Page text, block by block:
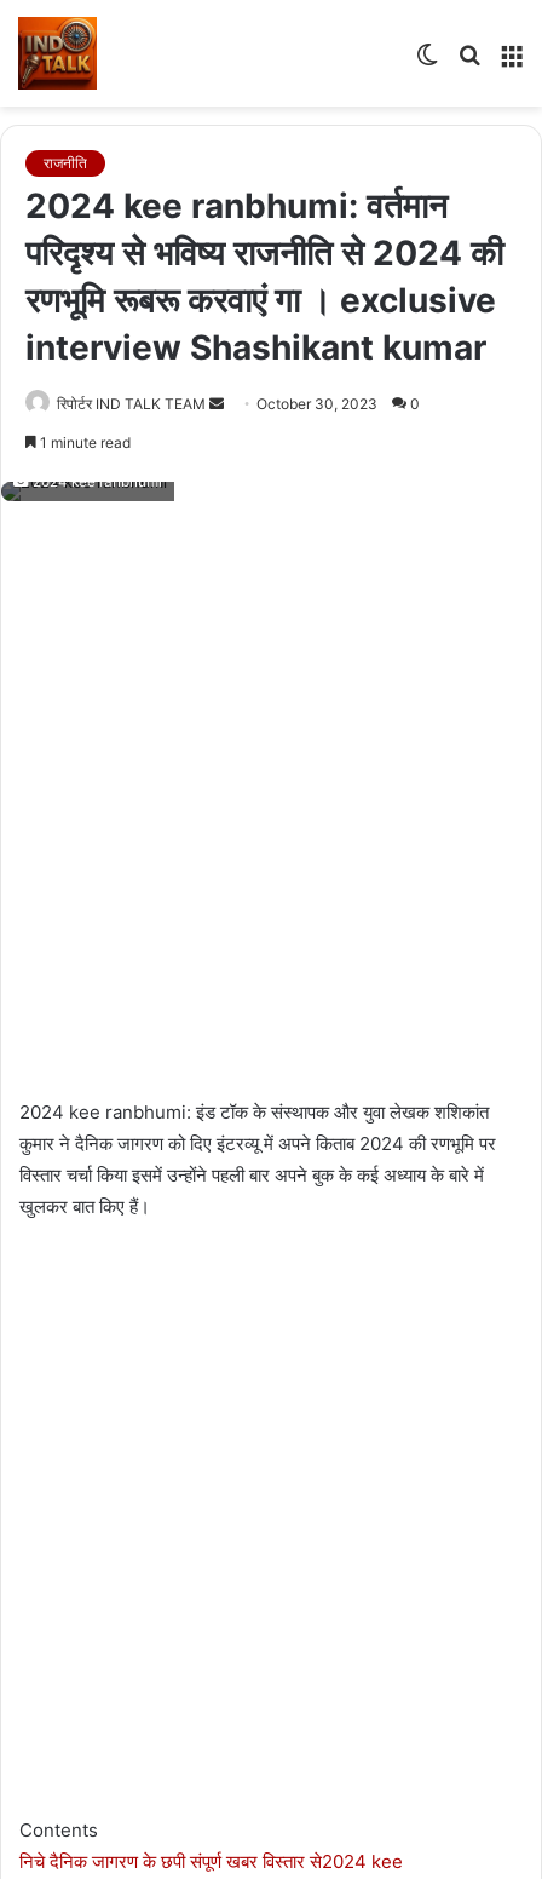
Search
Switch
राजनीति
2024 kee ranbhumi: वर्तमान
परिदृश्य से भविष्य राजनीति से 2024 की
रणभूमि रूबरू करवाएं गा । exclusive
interview Shashikant kumar
रिपोर्टर IND TALK TEAM
SendOctober 30, 2023 0
1 minute read
2024 kee ranbhumi
2024 kee ranbhumi: इंड टॉक के संस्थापक और युवा लेखक शशिकांत
कुमार ने दैनिक जागरण को दिए इंटरव्यू में अपने किताब 2024 की रणभूमि पर
विस्तार चर्चा किया इसमें उन्होंने पहली बार अपने बुक के कई अध्याय के बारे में
खुलकर बात किए हैं।
Contents
निचे दैनिक जागरण के छपी संपूर्ण खबर विस्तार से2024 kee